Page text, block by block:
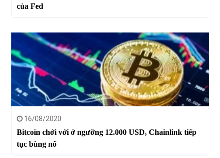
của Fed
16/08/2020
Bitcoin chới với ở ngưỡng 12.000 USD, Chainlink tiếp
tục bùng nổ